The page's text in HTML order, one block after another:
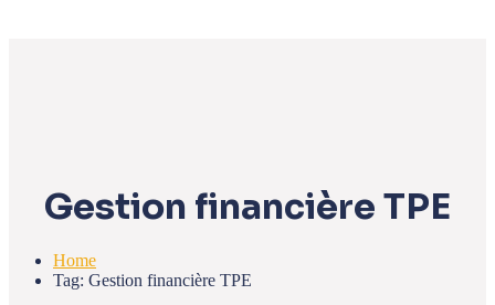
Gestion financière TPE
Home
Tag: Gestion financière TPE